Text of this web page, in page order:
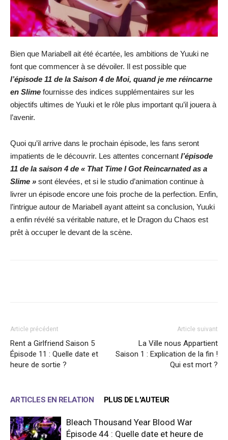
Bien que Mariabell ait été écartée, les ambitions de Yuuki ne
font que commencer à se dévoiler. Il est possible que
l’épisode 11 de la Saison 4 de Moi, quand je me réincarne
en Slime fournisse des indices supplémentaires sur les
objectifs ultimes de Yuuki et le rôle plus important qu’il jouera à
l’avenir.
Quoi qu’il arrive dans le prochain épisode, les fans seront
impatients de le découvrir. Les attentes concernant l’épisode
11 de la saison 4 de « That Time I Got Reincarnated as a
Slime » sont élevées, et si le studio d’animation continue à
livrer un épisode encore une fois proche de la perfection. Enfin,
l’intrigue autour de Mariabell ayant atteint sa conclusion, Yuuki
a enfin révélé sa véritable nature, et le Dragon du Chaos est
prêt à occuper le devant de la scène.
Article précédent
Rent a Girlfriend Saison 5
Épisode 11 : Quelle date et
heure de sortie ?
Article suivant
La Ville nous Appartient
Saison 1 : Explication de la fin !
Qui est mort ?
ARTICLES EN RELATION PLUS DE L'AUTEUR
Bleach Thousand Year Blood War
Épisode 44 : Quelle date et heure de